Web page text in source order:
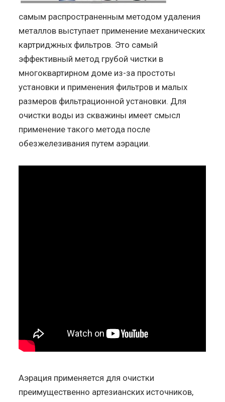
самым распространенным методом удаления
металлов выступает применение механических
картриджных фильтров. Это самый
эффективный метод грубой чистки в
многоквартирном доме из-за простоты
установки и применения фильтров и малых
размеров фильтрационной установки. Для
очистки воды из скважины имеет смысл
применение такого метода после
обезжелезивания путем аэрации.
Аэрация применяется для очистки
преимущественно артезианских источников,